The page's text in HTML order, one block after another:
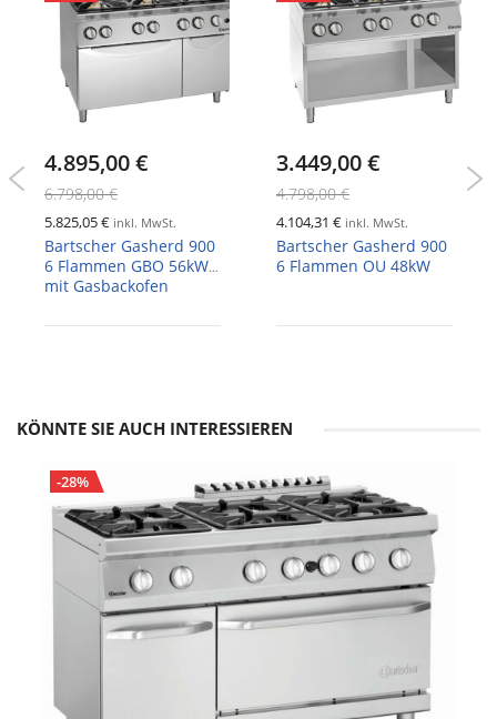
4.895,00 €
6.798,00 €
5.825,05 € inkl. MwSt.
Bartscher Gasherd 900
6 Flammen GBO 56kW,
mit Gasbackofen
3.449,00 €
4.798,00 €
4.104,31 € inkl. MwSt.
Bartscher Gasherd 900
6 Flammen OU 48kW
KÖNNTE SIE AUCH INTERESSIEREN
-28%